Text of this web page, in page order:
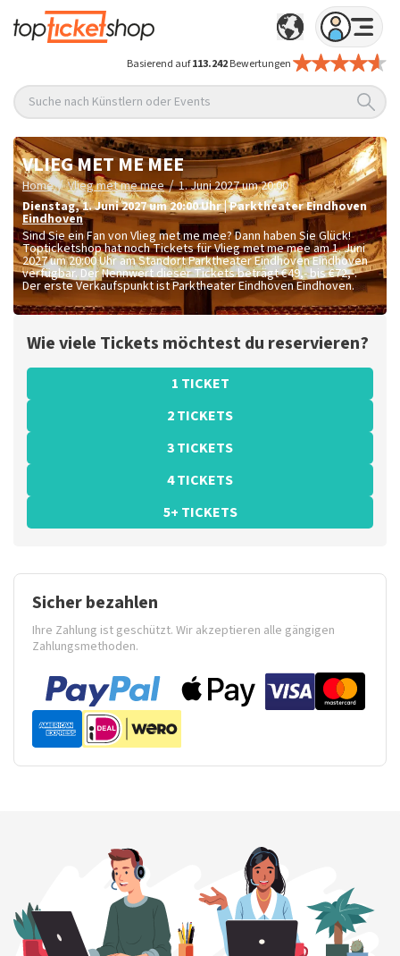
Basierend auf113.242Bewertungen
Suche nach Künstlern oder Events
VLIEG MET ME MEE
Home / Vlieg met me mee / 1. Juni 2027 um 20:00
Dienstag,1. Juni 2027 um 20:00Uhr|Parktheater Eindhoven
Eindhoven
Sind Sie ein Fan von Vlieg met me mee? Dann haben Sie Glück!
Topticketshop hat noch Tickets für Vlieg met me mee am 1. Juni
2027 um 20:00 Uhr am Standort Parktheater Eindhoven Eindhoven
verfügbar. Der Nennwert dieser Tickets beträgt€49,- bis €72,-.
Der erste Verkaufspunkt ist Parktheater Eindhoven Eindhoven.
Wie viele Tickets möchtest du reservieren?
1 TICKET
2 TICKETS
3 TICKETS
4 TICKETS
5+ TICKETS
Sicher bezahlen
Ihre Zahlung ist geschützt. Wir akzeptieren alle gängigen
Zahlungsmethoden.